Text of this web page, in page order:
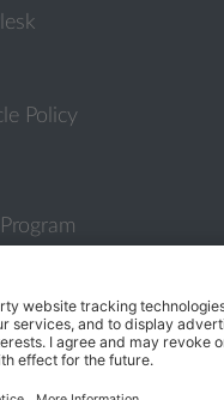
Policy